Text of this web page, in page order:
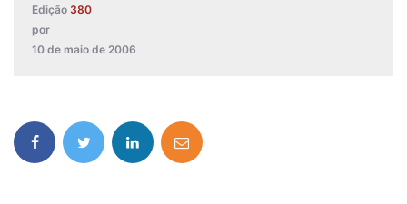
Edição 380
por
10 de maio de 2006